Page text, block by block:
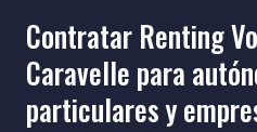
Contratar Renting
Caravelle para
particulares y